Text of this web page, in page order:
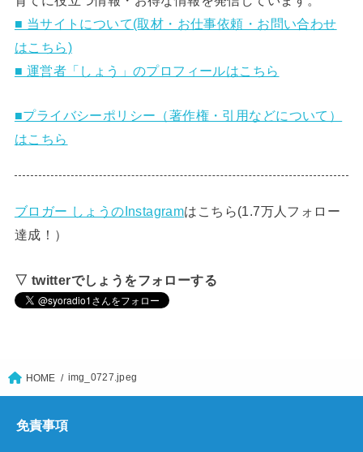
■ 当サイトについて(取材・お仕事依頼・お問い合わせ
はこちら)
■ 運営者「しょう」のプロフィールはこちら
■プライバシーポリシー（著作権・引用などについて）
はこちら
ブロガー しょうのInstagramはこちら(1.7万人フォロー
達成！）
▽ twitterでしょうをフォローする
HOME img_0727.jpeg
免責事項